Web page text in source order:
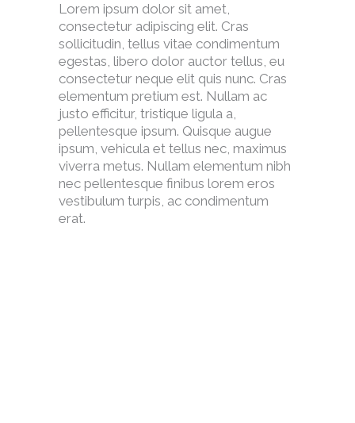
Lorem ipsum dolor sit amet,
consectetur adipiscing elit. Cras
sollicitudin, tellus vitae condimentum
egestas, libero dolor auctor tellus, eu
consectetur neque elit quis nunc. Cras
elementum pretium est. Nullam ac
justo efficitur, tristique ligula a,
pellentesque ipsum. Quisque augue
ipsum, vehicula et tellus nec, maximus
viverra metus. Nullam elementum nibh
nec pellentesque finibus lorem eros
vestibulum turpis, ac condimentum
erat.